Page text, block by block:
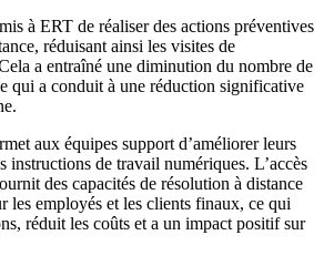
à ERT de réaliser des actions préventives
réduisant ainsi les visites de
a entraîné une diminution du nombre de
qui a conduit à une réduction significative
aux équipes support d’améliorer leurs
instructions de travail numériques. L’accès
des capacités de résolution à distance
les employés et les clients finaux, ce qui
réduit les coûts et a un impact positif sur